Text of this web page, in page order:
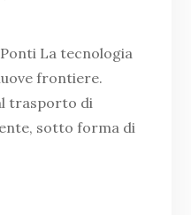
La tecnologia
frontiere.
trasporto di
sotto forma di